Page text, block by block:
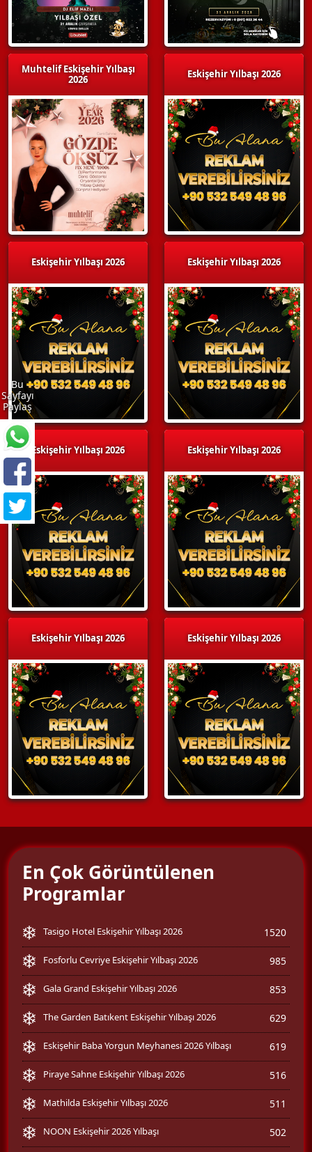
Muhtelif Eskişehir Yılbaşı
2026
Eskişehir Yılbaşı 2026
Eskişehir Yılbaşı 2026
Eskişehir Yılbaşı 2026
Eskişehir Yılbaşı 2026
Eskişehir Yılbaşı 2026
Eskişehir Yılbaşı 2026
Eskişehir Yılbaşı 2026
Bu
Sayfayı
Paylaş
En Çok Görüntülenen
Programlar
Tasigo Hotel Eskişehir Yılbaşı 2026 1520
Fosforlu Cevriye Eskişehir Yılbaşı 2026 985
Gala Grand Eskişehir Yılbaşı 2026 853
The Garden Batıkent Eskişehir Yılbaşı 2026 629
Eskişehir Baba Yorgun Meyhanesi 2026 Yılbaşı 619
Piraye Sahne Eskişehir Yılbaşı 2026 516
Mathilda Eskişehir Yılbaşı 2026 511
NOON Eskişehir 2026 Yılbaşı 502